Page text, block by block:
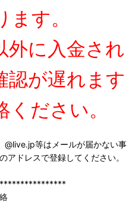
す。
外に入金され
認が遅れます
ださい。
@live.jp等はメールが届かない事
アドレスで登録してください。